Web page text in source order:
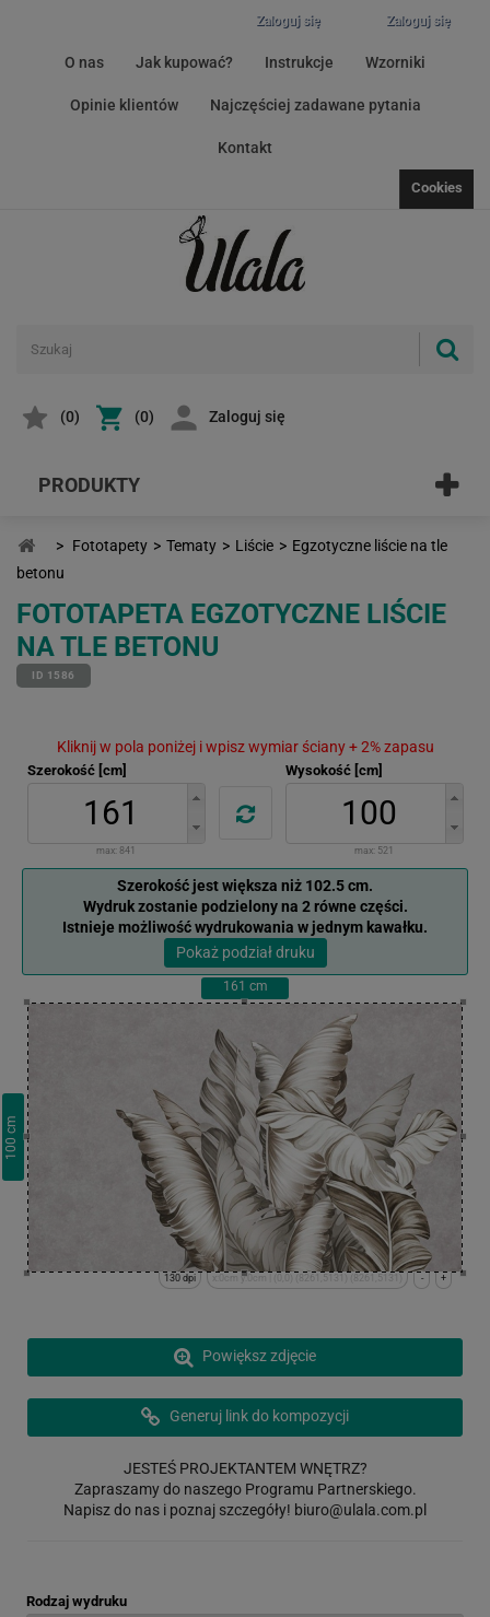
Zaloguj się
Zaloguj się
O nas Jak kupować? Instrukcje Wzorniki
Opinie klientów Najczęściej zadawane pytania
Kontakt
Cookies
(0) (0) Zaloguj się
PRODUKTY
> Fototapety > Tematy > Liście > Egzotyczne liście na tle
betonu
FOTOTAPETA EGZOTYCZNE LIŚCIE
NA TLE BETONU
ID 1586
Kliknij w pola poniżej i wpisz wymiar ściany + 2% zapasu
Szerokość [cm]
max: 841
Wysokość [cm]
max: 521
Szerokość jest większa niż 102.5 cm.
Wydruk zostanie podzielony na 2 równe części.
Istnieje możliwość wydrukowania w jednym kawałku.
Pokaż podział druku
161 cm
100
cm
+
-
x:0cm y:0cm | (0,0) (8261,5131) (8261,5131)
130 dpi
Powiększ zdjęcie
Generuj link do kompozycji
JESTEŚ PROJEKTANTEM WNĘTRZ?
Zapraszamy do naszego Programu Partnerskiego.
Napisz do nas i poznaj szczegóły! biuro@ulala.com.pl
Rodzaj wydruku